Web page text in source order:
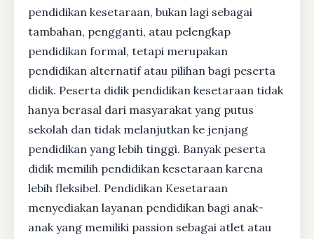
pendidikan kesetaraan, bukan lagi sebagai
tambahan, pengganti, atau pelengkap
pendidikan formal, tetapi merupakan
pendidikan alternatif atau pilihan bagi peserta
didik. Peserta didik pendidikan kesetaraan tidak
hanya berasal dari masyarakat yang putus
sekolah dan tidak melanjutkan ke jenjang
pendidikan yang lebih tinggi. Banyak peserta
didik memilih pendidikan kesetaraan karena
lebih fleksibel. Pendidikan Kesetaraan
menyediakan layanan pendidikan bagi anak-
anak yang memiliki passion sebagai atlet atau